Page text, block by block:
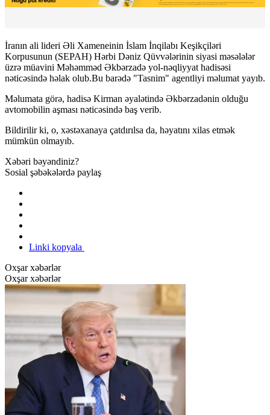
İranın ali lideri Əli Xameneinin İslam İnqilabı Keşikçiləri
Korpusunun (SEPAH) Hərbi Dəniz Qüvvələrinin siyasi məsələlər
üzrə müavini Məhəmməd Əkbərzadə yol-nəqliyyat hadisəsi
nəticəsində həlak olub.Bu barədə "Tasnim" agentliyi məlumat yayıb.
Məlumata görə, hadisə Kirman əyalətində Əkbərzadənin olduğu
avtomobilin aşması nəticəsində baş verib.
Bildirilir ki, o, xəstəxanaya çatdırılsa da, həyatını xilas etmək
mümkün olmayıb.
Xəbəri bəyəndiniz?
Sosial şəbəkələrdə paylaş
Linki kopyala
Oxşar xəbərlər
Oxşar xəbərlər